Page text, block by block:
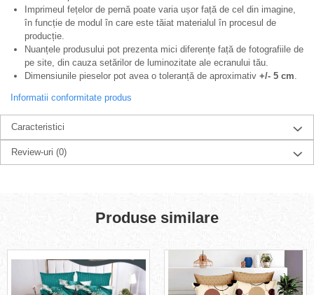
Imprimeul fețelor de pernă poate varia ușor față de cel din imagine,
în funcție de modul în care este tăiat materialul în procesul de
producție.
Nuanțele produsului pot prezenta mici diferențe față de fotografiile de
pe site, din cauza setărilor de luminozitate ale ecranului tău.
Dimensiunile pieselor pot avea o toleranță de aproximativ +/- 5 cm.
Informatii conformitate produs
Caracteristici
Review-uri (0)
Produse similare